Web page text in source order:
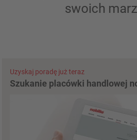
swoich
Uzyskaj poradę już teraz
Szukanie placówki handlowej